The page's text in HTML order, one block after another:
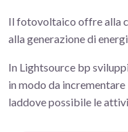
Il fotovoltaico offre alla
alla generazione di
In Lightsource bp
in modo da
laddove possibile le